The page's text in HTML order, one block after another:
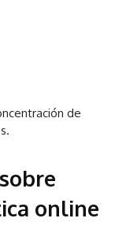
de
online